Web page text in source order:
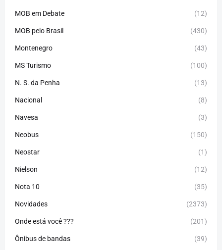
MOB em Debate (12)
MOB pelo Brasil (430)
Montenegro (43)
MS Turismo (100)
N. S. da Penha (13)
Nacional (8)
Navesa (3)
Neobus (150)
Neostar (1)
Nielson (12)
Nota 10 (35)
Novidades (2373)
Onde está você ??? (201)
Ônibus de bandas (39)